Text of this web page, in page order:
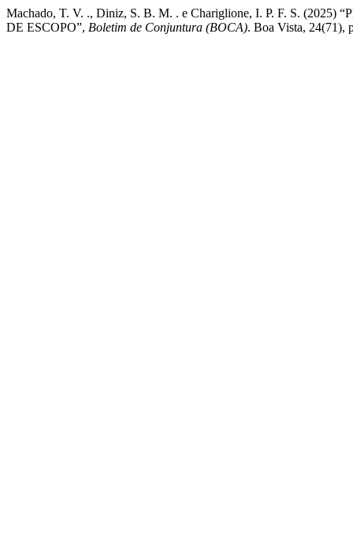
Machado, T. V. ., Diniz, S. B. M. . e Chariglione, I. P. F. S.
DE ESCOPO”, Boletim de Conjuntura (BOCA). Boa Vista, 24(71),